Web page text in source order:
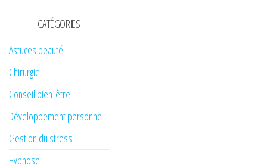
CATÉGORIES
Astuces beauté
Chirurgie
Conseil bien-être
Développement personnel
Gestion du stress
Hypnose